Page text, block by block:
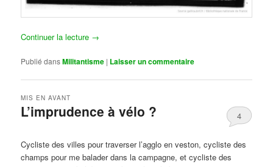
Continuer la lecture →
Publié dansMilitantisme | Laisser un commentaire
L’imprudence à vélo ?
MIS EN AVANT
4
Cycliste des villes pour traverser l’agglo en veston, cycliste des
champs pour me balader dans la campagne, et cycliste des